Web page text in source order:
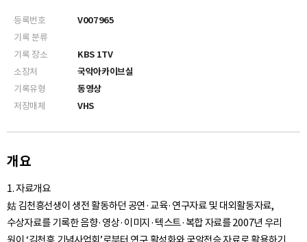
등록번호
V007965
기록 분류
기록 장소
KBS 1TV
소장처
국악아카이브실
기록유형
동영상
저장매체
VHS
개요
1. 자료개요
姑 김천흥선생이 생전 활동하던 공연·교육·연구자료 및 대외활동자료,
수상자료를 기록한 음향·영상·이미지·텍스트·복합 자료를 2007년 우리